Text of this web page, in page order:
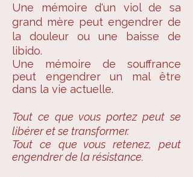
Une mémoire d'un viol de sa
grand mère peut engendrer de
la douleur ou une baisse de
libido.
Une mémoire de souffrance
peut engendrer un mal être
dans la vie actuelle.
Tout ce que vous portez peut se
libérer et se transformer.
Tout ce que vous retenez, peut
engendrer de la résistance.